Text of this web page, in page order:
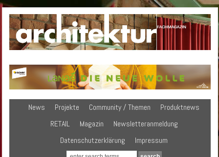
News Projekte Community / Themen
Produktnews
RETAIL
Magazin
Newsletteranmeldung
Datenschutzerklärung
Impressum